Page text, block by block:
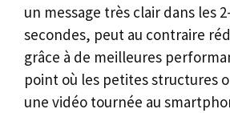
un message très clair dans les
secondes, peut au contraire
grâce à de meilleures
point où les petites structures
une vidéo tournée au